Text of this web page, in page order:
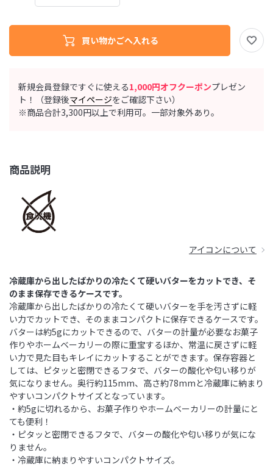
新規会員登録ですぐに使える1,000円オフクーポンプレゼン
ト！（登録後マイページをご確認下さい）
※商品合計3,300円以上で利用可。一部対象外あり。
商品説明
アイコンについて
冷蔵庫から出したばかりの冷たくて硬いバターをカットでき、そ
のまま保存できるケースです。
冷蔵庫から出したばかりの冷たくて硬いバターを手を汚さずに軽
い力でカットでき、そのままコンパクトに保存できるケースです。
バターは約5gにカットできるので、バターの計量が必要なお菓子
作りやホームベーカリーの際に重宝するほか、常温に戻さずに軽
い力で見た目もキレイにカットすることができます。保存容器と
しては、ピタッと密閉できるフタで、バターの酸化や匂い移りが
気になりません。奥行約115mm、高さ約78mmと冷蔵庫に納まり
やすいコンパクトサイズとなっています。
・約5gに切れるから、お菓子作りやホームベーカリーの計量にと
ても便利！
・ピタッと密閉できるフタで、バターの酸化や匂い移りが気にな
りません。
・冷蔵庫に納まりやすいコンパクトサイズ。